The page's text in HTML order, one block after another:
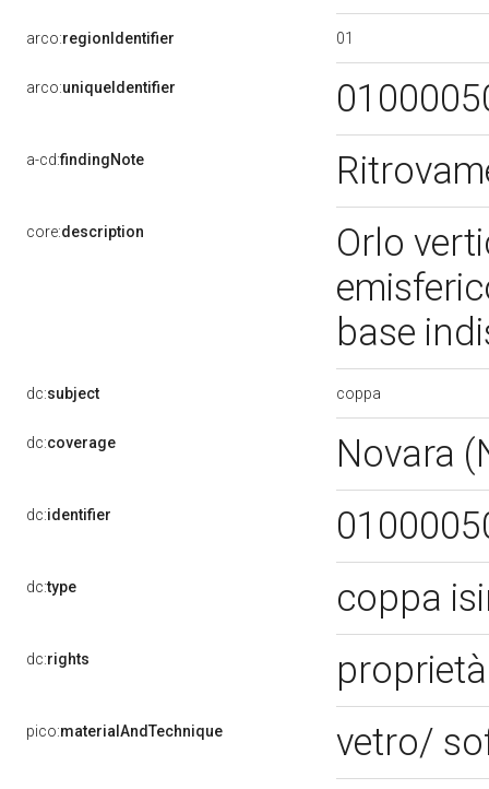
arco:regionIdentifier 01
arco:uniqueIdentifier
a-cd:findingNote
core:description
Orlo
base
dc:subject coppa
dc:coverage Novara
dc:identifier
dc:type coppa
dc:rights
pico:materialAndTechnique vetro/